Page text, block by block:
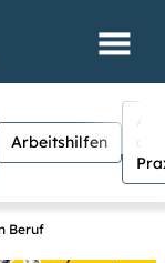
Arbeitshilfen
Beruf